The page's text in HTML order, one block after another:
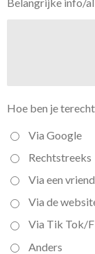
Belangrijke info/
Hoe ben je
Via Google
Rechtstreeks
Via een
Via de
Via Tik Tok/
Anders